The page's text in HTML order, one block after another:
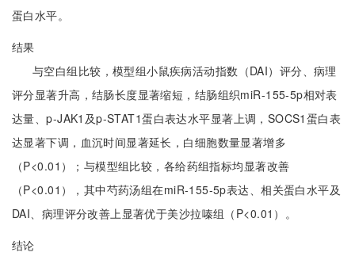
蛋白水平。
结果
与空白组比较，模型组小鼠疾病活动指数（DAI）评分、病理
评分显著升高，结肠长度显著缩短，结肠组织miR-155-5p相对表
达量、p-JAK1及p-STAT1蛋白表达水平显著上调，SOCS1蛋白表
达显著下调，血沉时间显著延长，白细胞数量显著增多
（P<0.01）；与模型组比较，各给药组指标均显著改善
（P<0.01），其中芍药汤组在miR-155-5p表达、相关蛋白水平及
DAI、病理评分改善上显著优于美沙拉嗪组（P<0.01）。
结论